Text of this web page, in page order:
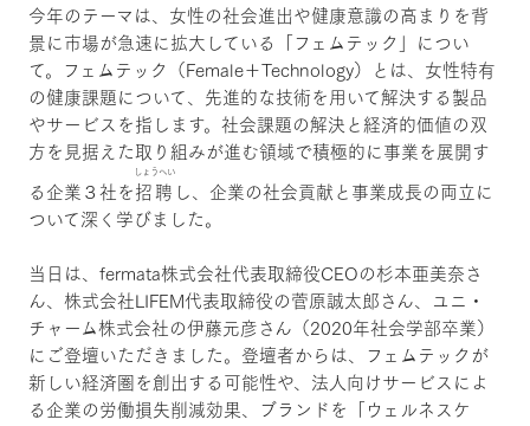
今年のテーマは、女性の社会進出や健康意識の高まりを背
景に市場が急速に拡大している「フェムテック」につい
て。フェムテック（Female＋Technology）とは、女性特有
の健康課題について、先進的な技術を用いて解決する製品
やサービスを指します。社会課題の解決と経済的価値の双
方を見据えた取り組みが進む領域で積極的に事業を展開す
る企業３社を招聘
しょうへい
し、企業の社会貢献と事業成長の両立に
ついて深く学びました。
当日は、fermata株式会社代表取締役CEOの杉本亜美奈さ
ん、株式会社LIFEM代表取締役の菅原誠太郎さん、ユニ・
チャーム株式会社の伊藤元彦さん（2020年社会学部卒業）
にご登壇いただきました。登壇者からは、フェムテックが
新しい経済圏を創出する可能性や、法人向けサービスによ
る企業の労働損失削減効果、ブランドを「ウェルネスケ